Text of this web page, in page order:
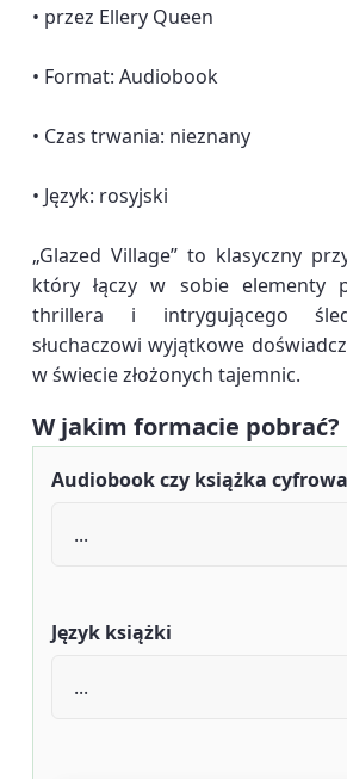
• przez Ellery Queen
• Format: Audiobook
• Czas trwania: nieznany
• Język: rosyjski
„Glazed Village” to klasyczny
który łączy w sobie elementy
thrillera i intrygującego
słuchaczowi wyjątkowe
w świecie złożonych tajemnic.
W jakim formacie pobrać?
Audiobook czy książka cyfrowa
Język książki